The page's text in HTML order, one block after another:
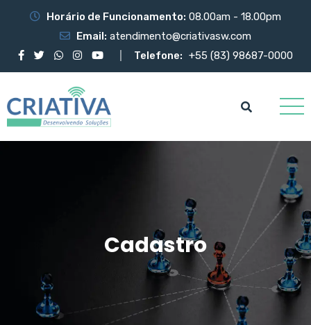
Horário de Funcionamento: 08.00am - 18.00pm
Email: atendimento@criativasw.com
Telefone: +55 (83) 98687-0000
Cadastro